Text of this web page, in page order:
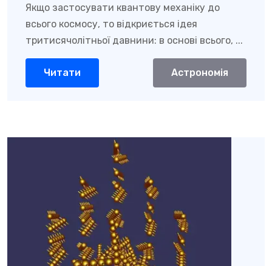
Якщо застосувати квантову механіку до
всього космосу, то відкриється ідея
тритисячолітньої давнини: в основі всього, ...
Читати Астрономія